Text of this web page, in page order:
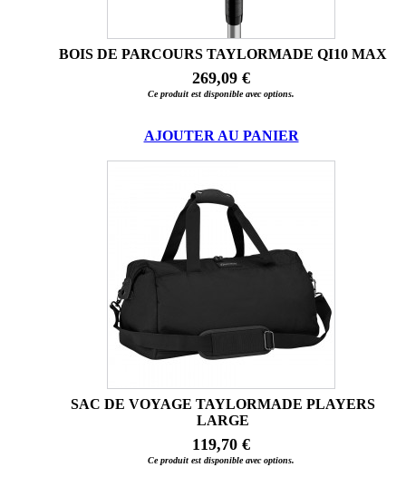
BOIS DE PARCOURS TAYLORMADE QI10 MAX
269,09 €
Ce produit est disponible avec options.
AJOUTER AU PANIER
SAC DE VOYAGE TAYLORMADE PLAYERS
LARGE
119,70 €
Ce produit est disponible avec options.